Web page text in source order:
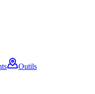
Outils